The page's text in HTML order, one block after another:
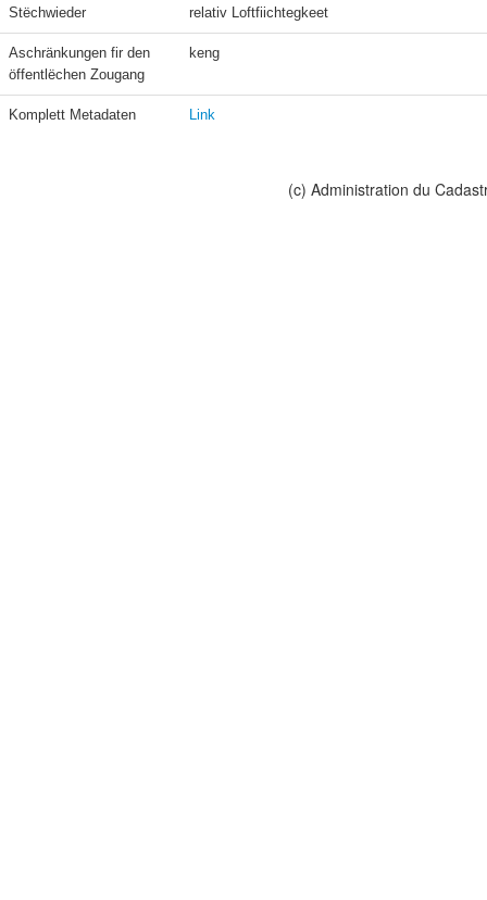
Stëchwieder relativ Loftfiichtegkeet
Aschränkungen fir den
öffentlëchen Zougang
keng
Komplett Metadaten Link
(c) Administration du